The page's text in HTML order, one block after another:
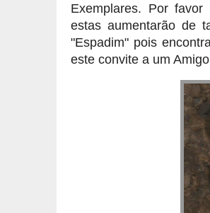
Exemplares. Por
estas aumentarão de
"Espadim" pois
este convite a um